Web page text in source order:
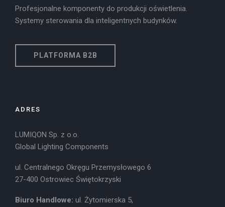
Profesjonalne komponenty do produkcji oświetlenia.
Systemy sterowania dla inteligentnych budynków.
PLATFORMA B2B
ADRES
LUMIQON Sp. z o.o.
Global Lighting Components
ul. Centralnego Okręgu Przemysłowego 6
27-400 Ostrowiec Świętokrzyski
Biuro Handlowe: ul. Żytomierska 5,